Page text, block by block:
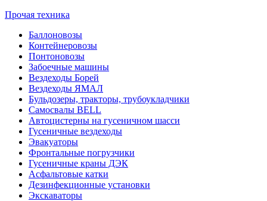
Прочая техника
Баллоновозы
Контейнеровозы
Понтоновозы
Забоечные машины
Вездеходы Борей
Вездеходы ЯМАЛ
Бульдозеры, тракторы, трубоукладчики
Самосвалы BELL
Автоцистерны на гусеничном шасси
Гусеничные вездеходы
Эвакуаторы
Фронтальные погрузчики
Гусеничные краны ДЭК
Асфальтовые катки
Дезинфекционные установки
Экскаваторы